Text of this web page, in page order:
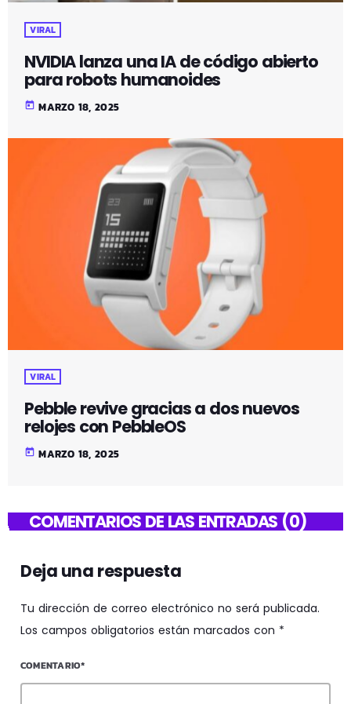
VIRAL
NVIDIA lanza una IA de código abierto
para robots humanoides
today MARZO 18, 2025
VIRAL
Pebble revive gracias a dos nuevos
relojes con PebbleOS
today MARZO 18, 2025
COMENTARIOS DE LAS ENTRADAS (0)
Deja una respuesta
Tu dirección de correo electrónico no será publicada.
Los campos obligatorios están marcados con *
COMENTARIO*